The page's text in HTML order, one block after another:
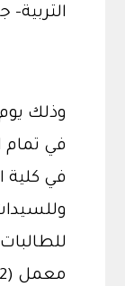
في تمام
معمل (72) الدور الأول.